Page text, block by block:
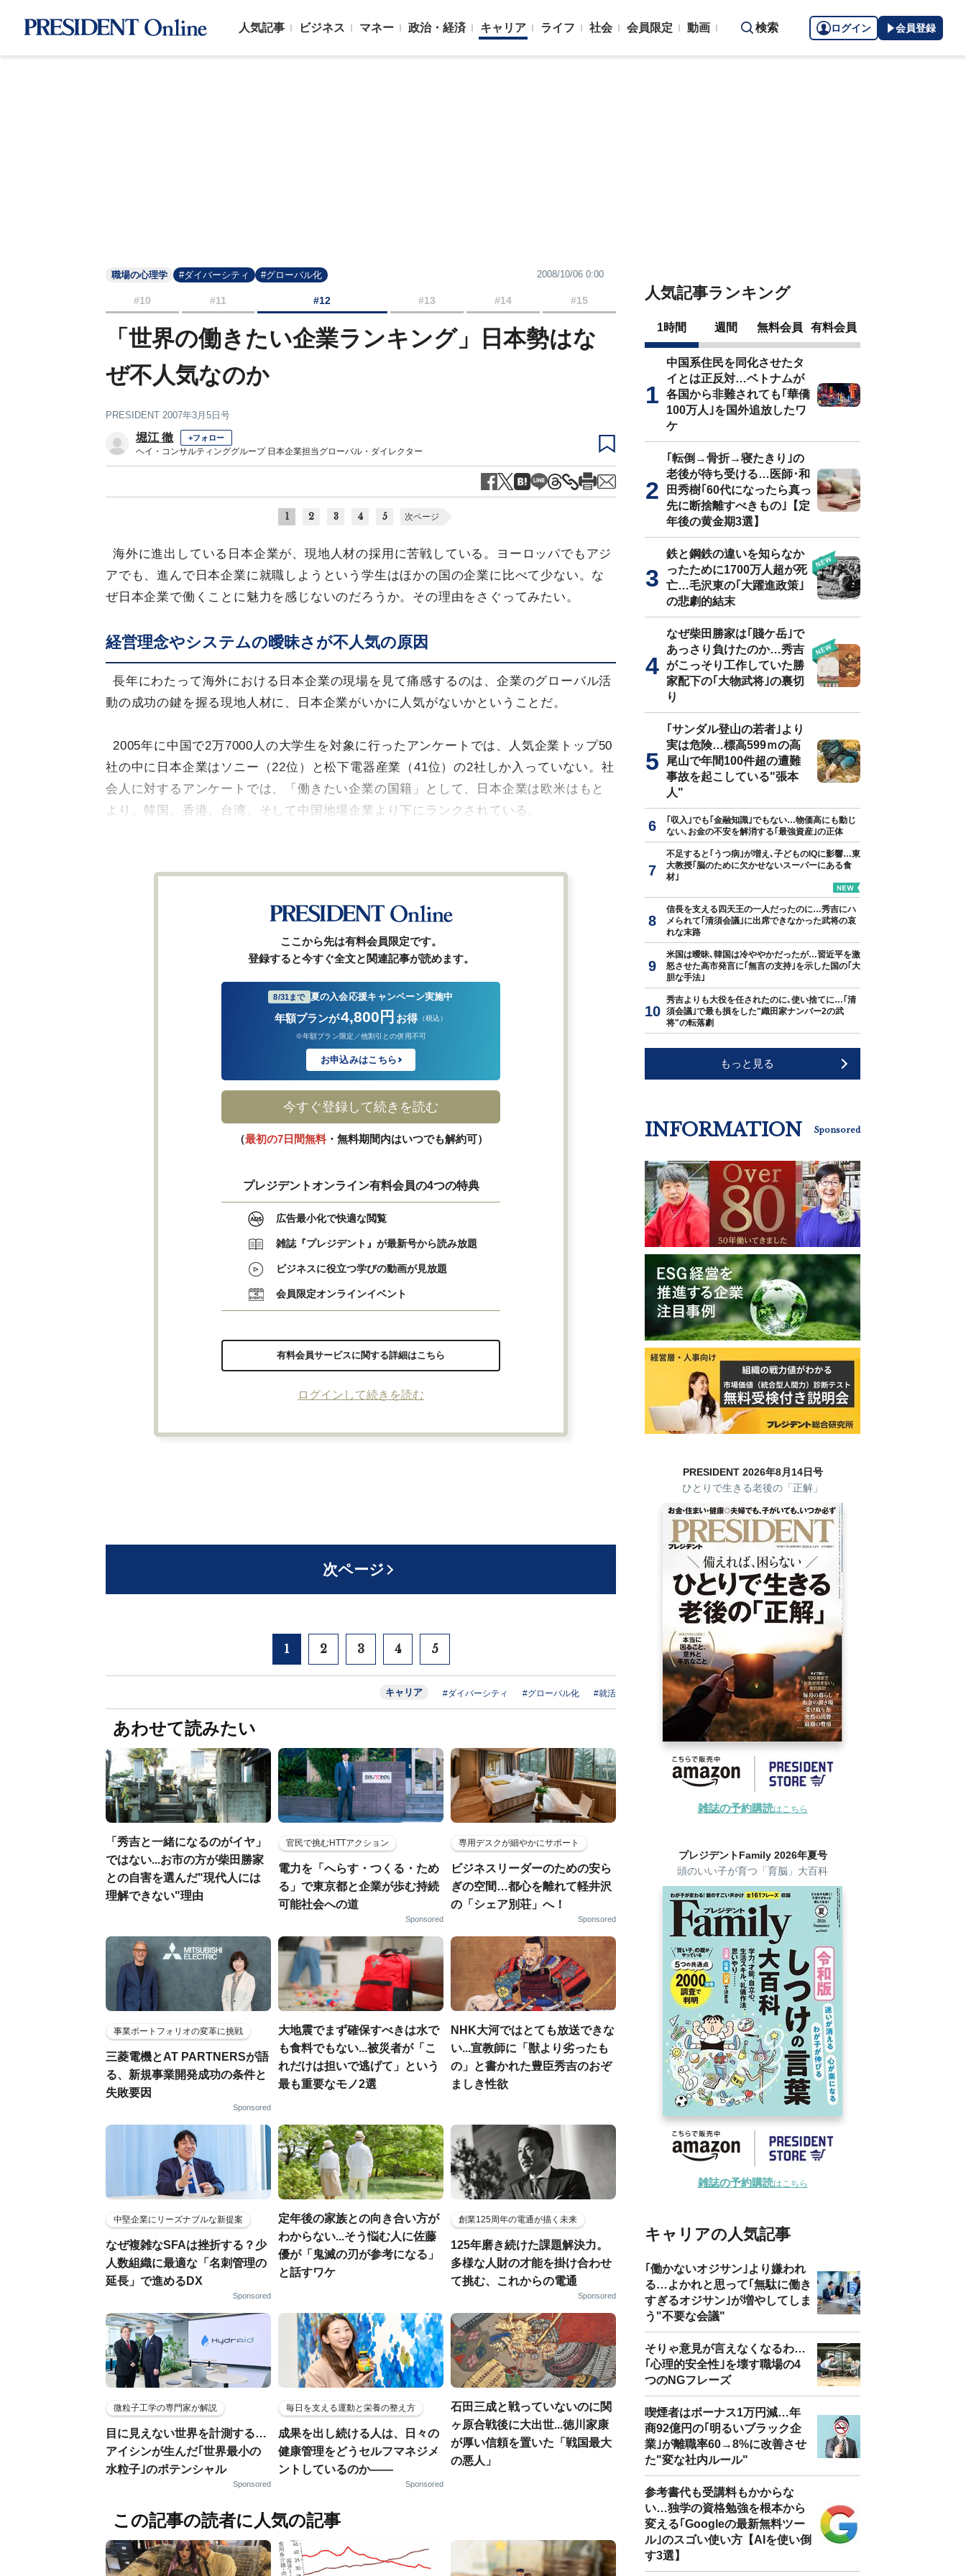
人気記事 ビジネス マネー 政治・経済 キャリア ライフ 社会 会員限定 動画 検索 ログイン 会員登録
職場の心理学 #ダイバーシティ #グローバル化 2008/10/06 0:00
#10 #11 #12 #13 #14 #15
「世界の働きたい企業ランキング」日本勢はな
ぜ不人気なのか
PRESIDENT 2007年3月5日号
堀江 徹 +フォロー
ヘイ・コンサルティンググループ 日本企業担当グローバル・ダイレクター
1 2 3 4 5 次ページ
海外に進出している日本企業が、現地人材の採用に苦戦している。ヨーロッパでもアジ
アでも、進んで日本企業に就職しようという学生はほかの国の企業に比べて少ない。な
ぜ日本企業で働くことに魅力を感じないのだろうか。その理由をさぐってみたい。
経営理念やシステムの曖昧さが不人気の原因
長年にわたって海外における日本企業の現場を見て痛感するのは、企業のグローバル活
動の成功の鍵を握る現地人材に、日本企業がいかに人気がないかということだ。
2005年に中国で2万7000人の大学生を対象に行ったアンケートでは、人気企業トップ50
社の中に日本企業はソニー（22位）と松下電器産業（41位）の2社しか入っていない。社
会人に対するアンケートでは、「働きたい企業の国籍」として、日本企業は欧米はもと
より、韓国、香港、台湾、そして中国地場企業より下にランクされている。
ここから先は有料会員限定です。
登録すると今すぐ全文と関連記事が読めます。
8/31まで 夏の入会応援キャンペーン実施中
年額プランが4,800円 お得 （税込）
※年額プラン限定／他割引との併用不可
お申込みはこちら
今すぐ登録して続きを読む
（最初の7日間無料・無料期間内はいつでも解約可）
プレジデントオンライン有料会員の4つの特典
広告最小化で快適な閲覧
雑誌『プレジデント』が最新号から読み放題
ビジネスに役立つ学びの動画が見放題
会員限定オンラインイベント
有料会員サービスに関する詳細はこちら
ログインして続きを読む
次ページ
1 2 3 4 5
キャリア #ダイバーシティ #グローバル化 #就活
あわせて読みたい
「秀吉と一緒になるのがイヤ」
ではない...お市の方が柴田勝家
との自害を選んだ"現代人には
理解できない"理由
官民で挑むHTTアクション
電力を「へらす・つくる・ため
る」で東京都と企業が歩む持続
可能社会への道
Sponsored
専用デスクが細やかにサポート
ビジネスリーダーのための安ら
ぎの空間…都心を離れて軽井沢
の「シェア別荘」へ！
Sponsored
事業ポートフォリオの変革に挑戦
三菱電機とAT PARTNERSが語
る、新規事業開発成功の条件と
失敗要因
Sponsored
大地震でまず確保すべきは水で
も食料でもない...被災者が「こ
れだけは担いで逃げて」という
最も重要なモノ2選
NHK大河ではとても放送できな
い...宣教師に「獣より劣ったも
の」と書かれた豊臣秀吉のおぞ
ましき性欲
中堅企業にリーズナブルな新提案
なぜ複雑なSFAは挫折する？少
人数組織に最適な「名刺管理の
延長」で進めるDX
Sponsored
定年後の家族との向き合い方が
わからない...そう悩む人に佐藤
優が「鬼滅の刃が参考になる」
と話すワケ
創業125周年の電通が描く未来
125年磨き続けた課題解決力。
多様な人財の才能を掛け合わせ
て挑む、これからの電通
Sponsored
微粒子工学の専門家が解説
目に見えない世界を計測する…
アイシンが生んだ｢世界最小の
水粒子｣のポテンシャル
Sponsored
毎日を支える運動と栄養の整え方
成果を出し続ける人は、日々の
健康管理をどうセルフマネジメ
ントしているのか——
Sponsored
石田三成と戦っていないのに関
ヶ原合戦後に大出世...徳川家康
が厚い信頼を置いた「戦国最大
の悪人」
この記事の読者に人気の記事
人気記事ランキング
1時間 週間 無料会員 有料会員
中国系住民を同化させたタ
イとは正反対…ベトナムが
各国から非難されても｢華僑
100万人｣を国外追放したワ
ケ
｢転倒→骨折→寝たきり｣の
老後が待ち受ける…医師･和
田秀樹｢60代になったら真っ
先に断捨離すべきもの｣【定
年後の黄金期3選】
鉄と鋼鉄の違いを知らなか
ったために1700万人超が死
亡…毛沢東の｢大躍進政策｣
の悲劇的結末
なぜ柴田勝家は｢賤ケ岳｣で
あっさり負けたのか…秀吉
がこっそり工作していた勝
家配下の｢大物武将｣の裏切
り
｢サンダル登山の若者｣より
実は危険…標高599ｍの高
尾山で年間100件超の遭難
事故を起こしている"張本
人"
｢収入｣でも｢金融知識｣でもない…物価高にも動じ
ない､お金の不安を解消する｢最強資産｣の正体
不足すると｢うつ病｣が増え､子どものIQに影響…東
大教授｢脳のために欠かせないスーパーにある食
材｣
信長を支える四天王の一人だったのに…秀吉にハ
メられて｢清須会議｣に出席できなかった武将の哀
れな末路
米国は曖昧､韓国は冷ややかだったが…習近平を激
怒させた高市発言に｢無言の支持｣を示した国の｢大
胆な手法｣
秀吉よりも大役を任されたのに､使い捨てに…｢清
須会議｣で最も損をした"織田家ナンバー2の武
将"の転落劇
もっと見る
INFORMATION Sponsored
PRESIDENT 2026年8月14日号
ひとりで生きる老後の「正解」
雑誌の予約購読はこちら
プレジデントFamily 2026年夏号
頭のいい子が育つ「育脳」大百科
雑誌の予約購読はこちら
キャリアの人気記事
｢働かないオジサン｣より嫌われ
る…よかれと思って｢無駄に働き
すぎるオジサン｣が増やしてしま
う"不要な会議"
そりゃ意見が言えなくなるわ…
｢心理的安全性｣を壊す職場の4
つのNGフレーズ
喫煙者はボーナス1万円減…年
商92億円の｢明るいブラック企
業｣が離職率60→8%に改善させ
た"変な社内ルール"
参考書代も受講料もかからな
い…独学の資格勉強を根本から
変える｢Googleの最新無料ツー
ル｣のスゴい使い方【AIを使い倒
す3選】